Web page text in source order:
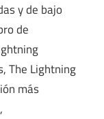
y de bajo
de
The Lightning
más